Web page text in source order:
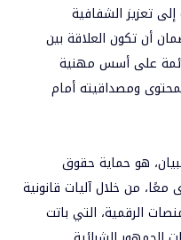
تعزيزالشفافية
أن تكون العلاقة بين
على أسس مهنية
ومصداقيته أمام
هو حماية حقوق
معًا، من خلالآليات قانونية
الرقمية، التي باتت